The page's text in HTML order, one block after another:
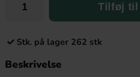
Tilføj
Stk. på lager 262 stk
Beskrivelse